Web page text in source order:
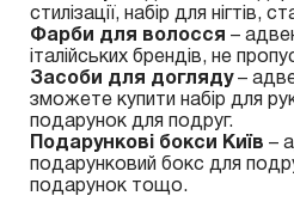
стилізації, набір для
Фарби для волосся –
італійських брендів, не
Засоби для догляду–
зможете купити набір для
подарунок для подруг.
Подарункові бокси Київ –
подарунковий бокс для
подарунок тощо.